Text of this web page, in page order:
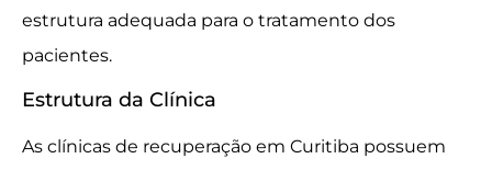
estrutura adequada para o tratamento dos
pacientes.
Estrutura da Clínica
As clínicas de recuperação em Curitiba possuem